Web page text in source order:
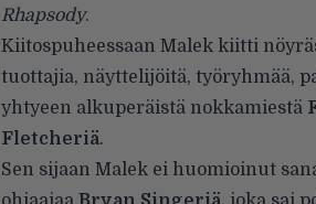
Rhapsody.
Kiitospuheessaan Malek kiitti
tuottajia, näyttelijöitä, työryhmää,
yhtyeen alkuperäistä nokkamiestä
Fletcheriä.
Sen sijaan Malek ei huomioinut